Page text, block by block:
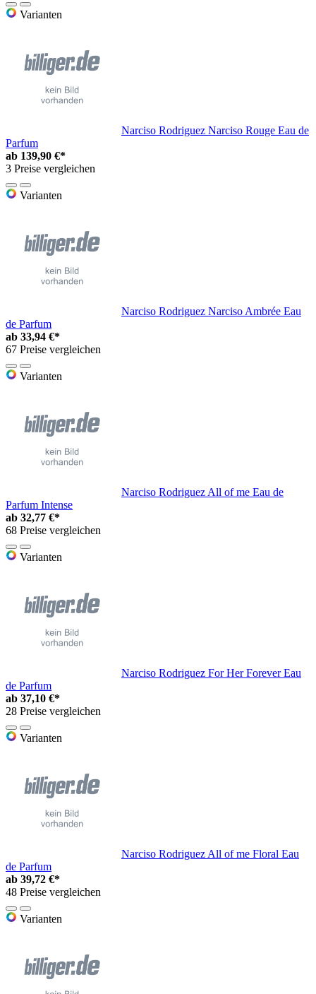
Varianten
Narciso Rodriguez Narciso Rouge Eau de
Parfum
ab 139,90 €*
3 Preise vergleichen
Varianten
Narciso Rodriguez Narciso Ambrée Eau
de Parfum
ab 33,94 €*
67 Preise vergleichen
Varianten
Narciso Rodriguez All of me Eau de
Parfum Intense
ab 32,77 €*
68 Preise vergleichen
Varianten
Narciso Rodriguez For Her Forever Eau
de Parfum
ab 37,10 €*
28 Preise vergleichen
Varianten
Narciso Rodriguez All of me Floral Eau
de Parfum
ab 39,72 €*
48 Preise vergleichen
Varianten